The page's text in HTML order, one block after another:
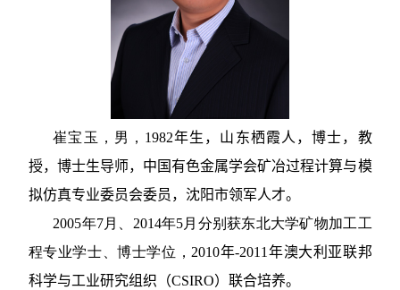
崔宝玉，男， 1982年生，山东栖霞人，博士，教
授，博士生导师，中国有色金属学会矿冶过程计算与模
拟仿真专业委员会委员，沈阳市领军人才。
2005年7月、 2014年5月分别获东北大学矿物加工工
程专业学士、博士学位，2010年-2011年澳大利亚联邦
科学与工业研究组织（CSIRO）联合培养。